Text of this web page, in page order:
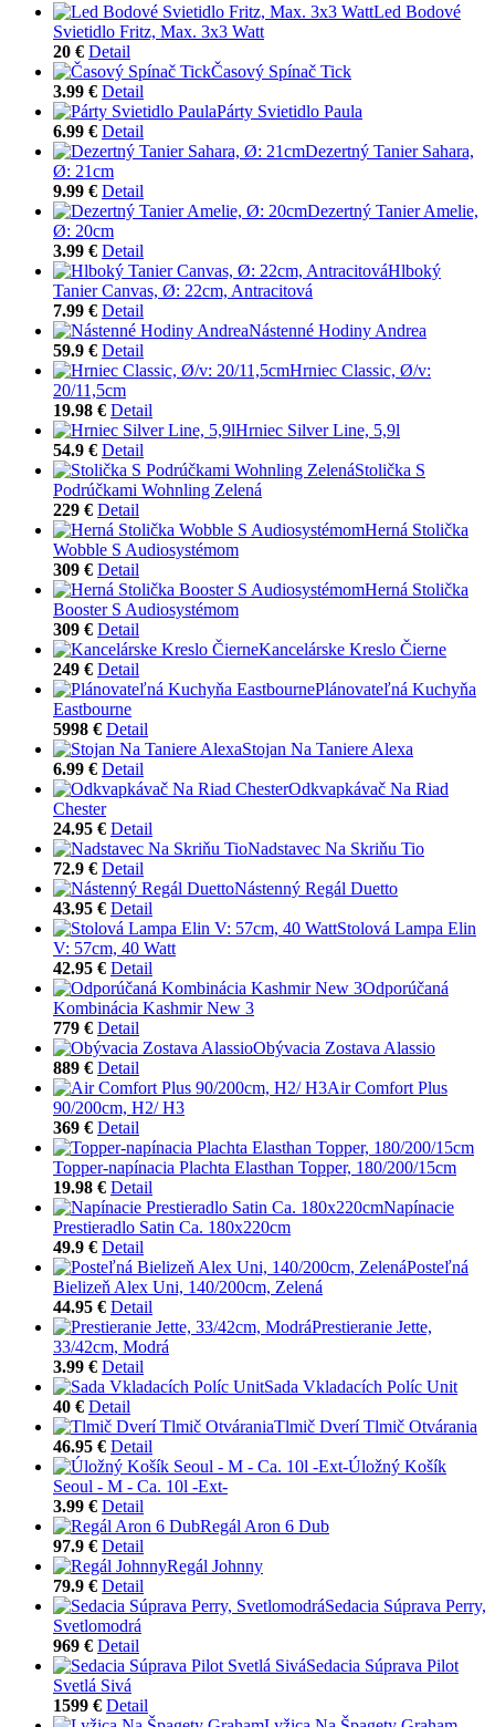
Led Bodové
Svietidlo Fritz, Max. 3x3 Watt
20 € Detail
Časový Spínač Tick
3.99 € Detail
Párty Svietidlo Paula
6.99 € Detail
Dezertný Tanier Sahara,
Ø: 21cm
9.99 € Detail
Dezertný Tanier Amelie,
Ø: 20cm
3.99 € Detail
Hlboký
Tanier Canvas, Ø: 22cm, Antracitová
7.99 € Detail
Nástenné Hodiny Andrea
59.9 € Detail
Hrniec Classic, Ø/v:
20/11,5cm
19.98 € Detail
Hrniec Silver Line, 5,9l
54.9 € Detail
Stolička S
Podrúčkami Wohnling Zelená
229 € Detail
Herná Stolička
Wobble S Audiosystémom
309 € Detail
Herná Stolička
Booster S Audiosystémom
309 € Detail
Kancelárske Kreslo Čierne
249 € Detail
Plánovateľná Kuchyňa
Eastbourne
5998 € Detail
Stojan Na Taniere Alexa
6.99 € Detail
Odkvapkávač Na Riad
Chester
24.95 € Detail
Nadstavec Na Skriňu Tio
72.9 € Detail
Nástenný Regál Duetto
43.95 € Detail
Stolová Lampa Elin
V: 57cm, 40 Watt
42.95 € Detail
Odporúčaná
Kombinácia Kashmir New 3
779 € Detail
Obývacia Zostava Alassio
889 € Detail
Air Comfort Plus
90/200cm, H2/ H3
369 € Detail
Topper-napínacia Plachta Elasthan Topper, 180/200/15cm
19.98 € Detail
Napínacie
Prestieradlo Satin Ca. 180x220cm
49.9 € Detail
Posteľná
Bielizeň Alex Uni, 140/200cm, Zelená
44.95 € Detail
Prestieranie Jette,
33/42cm, Modrá
3.99 € Detail
Sada Vkladacích Políc Unit
40 € Detail
Tlmič Dverí Tlmič Otvárania
46.95 € Detail
Úložný Košík
Seoul - M - Ca. 10l -Ext-
3.99 € Detail
Regál Aron 6 Dub
97.9 € Detail
Regál Johnny
79.9 € Detail
Sedacia Súprava Perry,
Svetlomodrá
969 € Detail
Sedacia Súprava Pilot
Svetlá Sivá
1599 € Detail